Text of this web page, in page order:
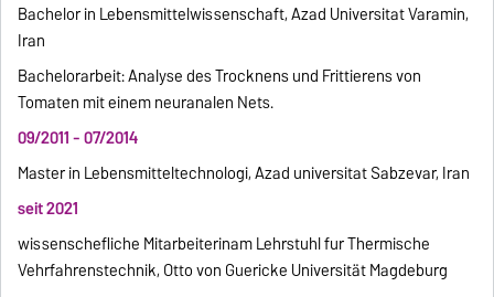
Bachelor in Lebensmittelwissenschaft, Azad Universitat Varamin,
Iran
Bachelorarbeit: Analyse des Trocknens und Frittierens von
Tomaten mit einem neuranalen Nets.
09/2011 - 07/2014
Master in Lebensmitteltechnologi, Azad universitat Sabzevar, Iran
seit 2021
wissenschefliche Mitarbeiterinam Lehrstuhl fur Thermische
Vehrfahrenstechnik, Otto von Guericke Universität Magdeburg